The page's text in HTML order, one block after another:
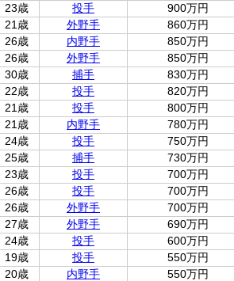
23歳 投手
900万円
21歳 外野手
860万円
26歳 内野手
850万円
26歳 外野手
850万円
30歳 捕手
830万円
22歳 投手
820万円
21歳 投手
800万円
21歳 内野手
780万円
24歳 投手
750万円
25歳 捕手
730万円
23歳 投手
700万円
26歳 投手
700万円
26歳 外野手
700万円
27歳 外野手
690万円
24歳 投手
600万円
19歳 投手
550万円
20歳 内野手
550万円